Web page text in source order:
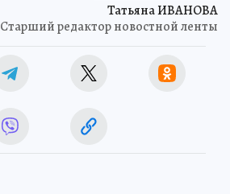
Татьяна ИВАНОВА
Старший редактор новостной ленты